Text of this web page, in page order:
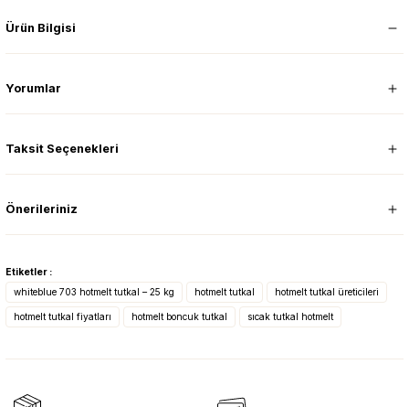
Ürün Bilgisi
Yorumlar
Taksit Seçenekleri
Önerileriniz
Etiketler :
whiteblue 703 hotmelt tutkal – 25 kg
hotmelt tutkal hotmelt tutkal üreticileri
hotmelt tutkal fiyatları hotmelt boncuk tutkal sıcak tutkal hotmelt